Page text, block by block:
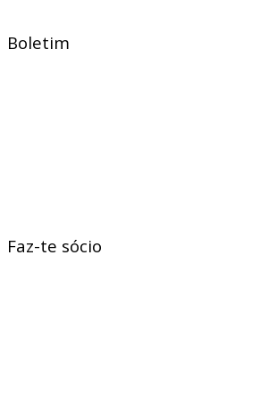
Boletim
Faz-te sócio